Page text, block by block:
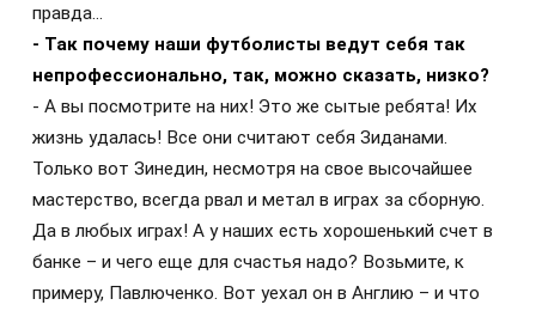
правда…
- Так почему наши футболисты ведут себя так
непрофессионально, так, можно сказать, низко?
- А вы посмотрите на них! Это же сытые ребята! Их
жизнь удалась! Все они считают себя Зиданами.
Только вот Зинедин, несмотря на свое высочайшее
мастерство, всегда рвал и метал в играх за сборную.
Да в любых играх! А у наших есть хорошенький счет в
банке – и чего еще для счастья надо? Возьмите, к
примеру, Павлюченко. Вот уехал он в Англию – и что